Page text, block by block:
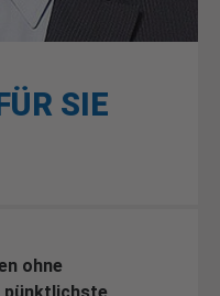
SIE
ohne